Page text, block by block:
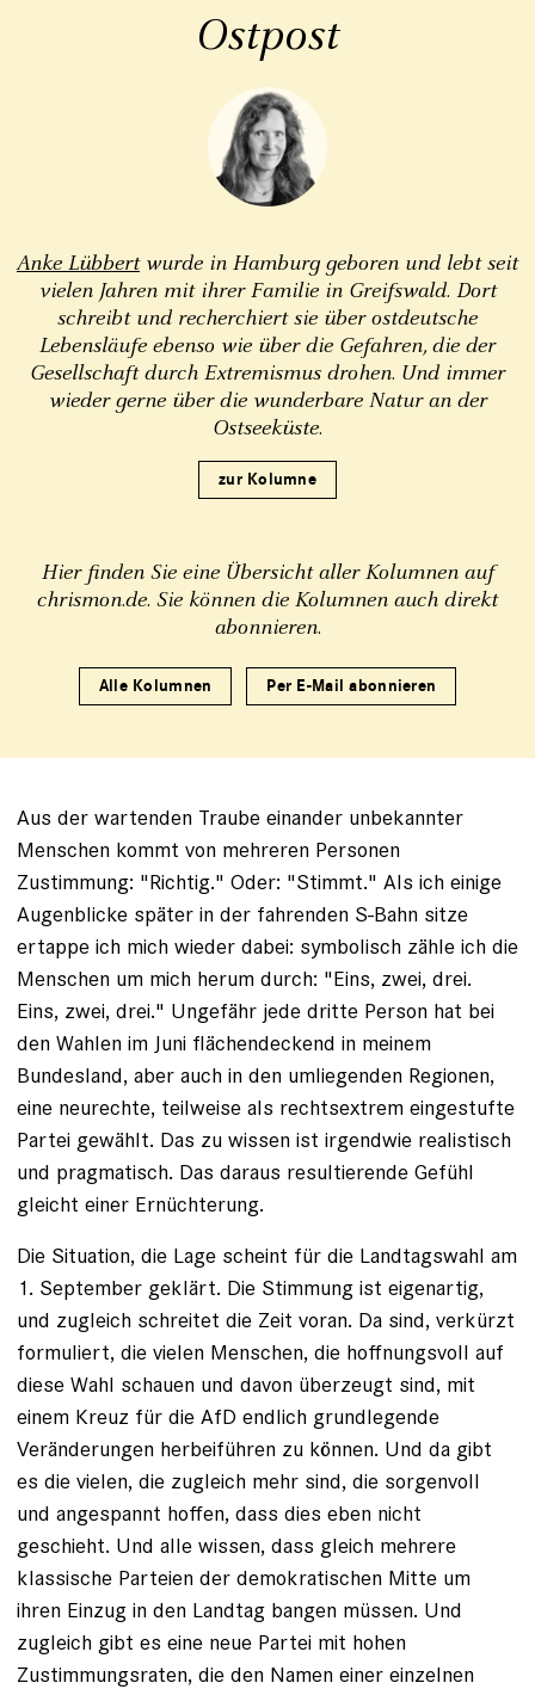
Ostpost
Anke Lübbertwurde in Hamburg geboren und lebt seit
vielen Jahren mit ihrer Familie in Greifswald. Dort
schreibt und recherchiert sie über ostdeutsche
Lebensläufe ebenso wie über die Gefahren, die der
Gesellschaft durch Extremismus drohen. Und immer
wieder gerne über die wunderbare Natur an der
Ostseeküste.
zur Kolumne
Hier finden Sie eine Übersicht aller Kolumnen auf
chrismon.de. Sie können die Kolumnen auch direkt
abonnieren.
Alle Kolumnen Per E-Mail abonnieren
Aus der wartenden Traube einander unbekannter
Menschen kommt von mehreren Personen
Zustimmung: "Richtig." Oder: "Stimmt." Als ich einige
Augenblicke später in der fahrenden S-Bahn sitze
ertappe ich mich wieder dabei: symbolisch zähle ich die
Menschen um mich herum durch: "Eins, zwei, drei.
Eins, zwei, drei." Ungefähr jede dritte Person hat bei
den Wahlen im Juni flächendeckend in meinem
Bundesland, aber auch in den umliegenden Regionen,
eine neurechte, teilweise als rechtsextrem eingestufte
Partei gewählt. Das zu wissen ist irgendwie realistisch
und pragmatisch. Das daraus resultierende Gefühl
gleicht einer Ernüchterung.
Die Situation, die Lage scheint für die Landtagswahl am
1. September geklärt. Die Stimmung ist eigenartig,
und zugleich schreitet die Zeit voran. Da sind, verkürzt
formuliert, die vielen Menschen, die hoffnungsvoll auf
diese Wahl schauen und davon überzeugt sind, mit
einem Kreuz für die AfD endlich grundlegende
Veränderungen herbeiführen zu können. Und da gibt
es die vielen, die zugleich mehr sind, die sorgenvoll
und angespannt hoffen, dass dies eben nicht
geschieht. Und alle wissen, dass gleich mehrere
klassische Parteien der demokratischen Mitte um
ihren Einzug in den Landtag bangen müssen. Und
zugleich gibt es eine neue Partei mit hohen
Zustimmungsraten, die den Namen einer einzelnen